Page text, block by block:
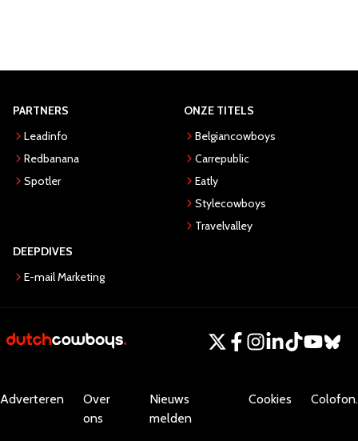
PARTNERS
Leadinfo
Redbanana
Spotler
ONZE TITELS
Belgiancowboys
Carrepublic
Eatly
Stylecowboys
Travelvalley
DEEPDIVES
E-mail Marketing
Adverteren
Over
ons
Nieuws
melden
Cookies Colofon.